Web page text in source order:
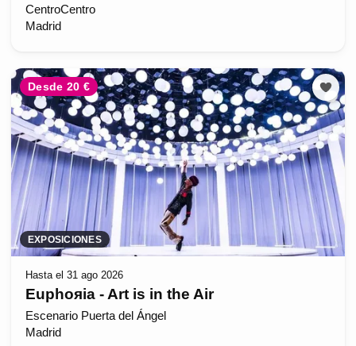
CentroCentro
Madrid
Desde 20 €
EXPOSICIONES
Hasta el 31 ago 2026
Euphoяia - Art is in the Air
Escenario Puerta del Ángel
Madrid